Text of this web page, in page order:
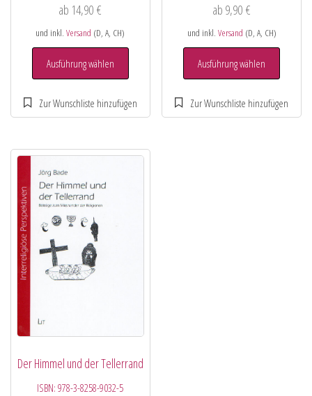
ab 14,90€
und inkl.Versand (D, A, CH)
Ausführung wählen
ab 9,90€
und inkl. Versand (D, A, CH)
Ausführung wählen
Der Himmel und der Tellerrand
ISBN:978-3-8258-9032-5